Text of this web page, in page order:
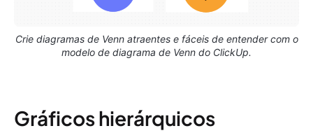
Crie diagramas de Venn atraentes e fáceis de entender com o
modelo de diagrama de Venn do ClickUp.
Gráficos hierárquicos